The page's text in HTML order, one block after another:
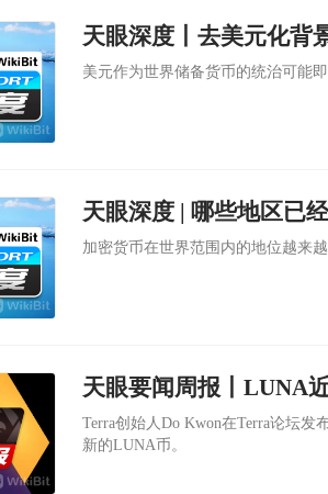
天眼深度丨去美元化背
美元作为世界储备货币的统治可能
天眼深度 | 哪些地区已
加密货币在世界范围内的地位越来
Terra创始人Do Kwon在Terra论坛发
新的LUNA币。